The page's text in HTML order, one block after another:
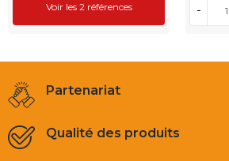
Voir les 2 références -
Partenariat
Qualité des produits